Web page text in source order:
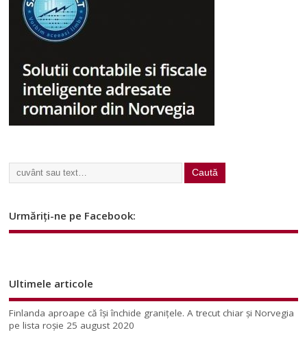
Urmăriți-ne pe Facebook:
Ultimele articole
Finlanda aproape că își închide granițele. A trecut chiar și Norvegia
pe lista roșie 25 august 2020